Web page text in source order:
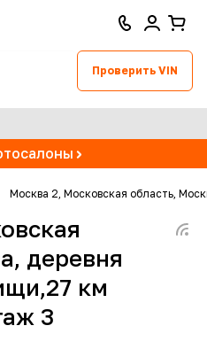
Проверить VIN
Москва 2, Московская область,
деревня
км
3